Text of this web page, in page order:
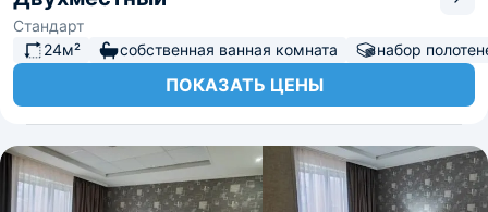
Стандарт
24м²
собственная ванная комната набор
ПОКАЗАТЬ ЦЕНЫ